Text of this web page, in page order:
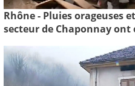
Rhône - Pluies orageuses
secteur de Chaponnay ont